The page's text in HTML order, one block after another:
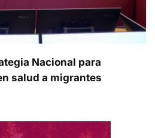
Nacional para
salud a migrantes